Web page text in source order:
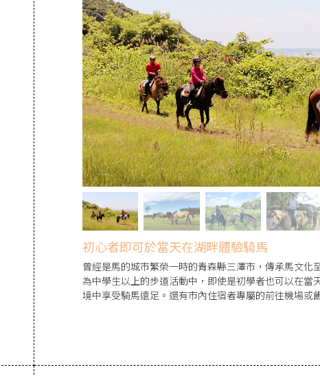
初心者即可於當天在湖畔體驗騎馬
曾經是馬的城市繁榮一時的青森縣三澤市，傳承馬文化
為中學生以上的步道活動中，即使是初學者也可以在當
境中享受騎馬遠足。還有市內住宿者專屬的前往機場或